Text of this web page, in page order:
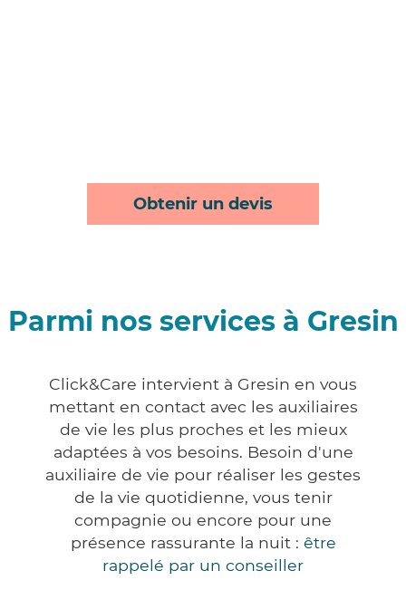
Obtenir un devis
Parmi nos services à Gresin
Click&Care intervient à Gresin en vous
mettant en contact avec les auxiliaires
de vie les plus proches et les mieux
adaptées à vos besoins. Besoin d'une
auxiliaire de vie pour réaliser les gestes
de la vie quotidienne, vous tenir
compagnie ou encore pour une
présence rassurante la nuit : être
rappelé par un conseiller